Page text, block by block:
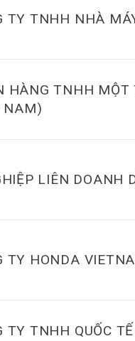
TY TNHH NHÀ
HÀNG TNHH
NAM)
LIÊN DOANH
TY HONDA
TY TNHH QUỐC